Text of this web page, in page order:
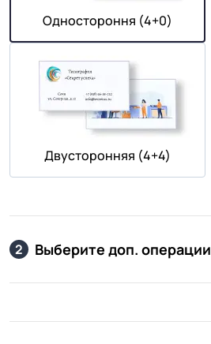
Одностороння (4+0)
Двусторонняя (4+4)
2 Выберите доп. операции